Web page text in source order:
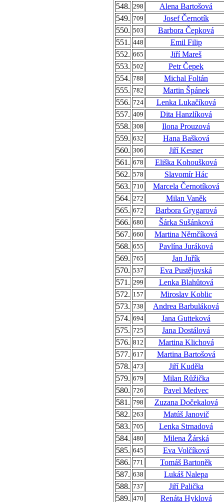
548. 298
Alena Bartošová
549. 709
Josef Černotík
550. 503
Barbora Čepková
551. 448
Emil Filip
552. 665
Jiří Mareš
553. 502
Petr Čepek
554. 788
Michal Foltán
555. 782
Martin Špánek
556. 724
Lenka Lukačíková
557. 409
Dita Hanzlíková
558. 308
Ilona Prouzová
559. 632
Hana Bašková
560. 306
Jiří Kesner
561. 678
Eliška Kohoušková
562. 578
Slavomír Hác
563. 710
Marcela Černotíková
564. 272
Milan Vaněk
565. 672
Barbora Grygarová
566. 680
Šárka Sušánková
567. 660
Martina Němčíková
568. 655
Pavlína Juráková
569. 765
Jan Juřík
570. 537
Eva Pustějovská
571. 299
Lenka Blahůtová
572. 157
Miroslav Koblic
573. 738
Andrea Barbuláková
574. 694
Jana Gutteková
575. 725
Jana Dostálová
576. 812
Martina Klichová
577. 617
Martina Bartošová
578. 473
Jiří Kuděla
579. 679
Milan Růžička
580. 726
Pavel Medvec
581. 798
Zuzana Dočekalová
582. 263
Matúš Janovič
583. 705
Lenka Strnadová
584. 480
Milena Žárská
585. 645
Eva Volčíková
586. 771
Tomáš Bartoněk
587. 638
Lukáš Nalepa
588. 737
Jiří Palička
589. 470 Renáta Hyklová